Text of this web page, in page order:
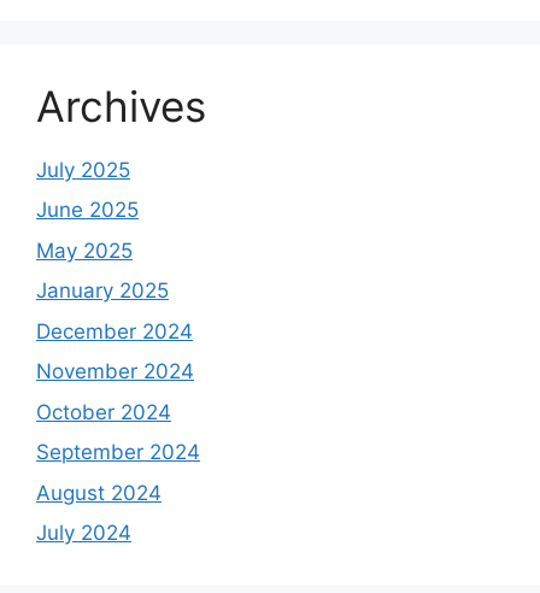
Archives
July 2025
June 2025
May 2025
January 2025
December 2024
November 2024
October 2024
September 2024
August 2024
July 2024